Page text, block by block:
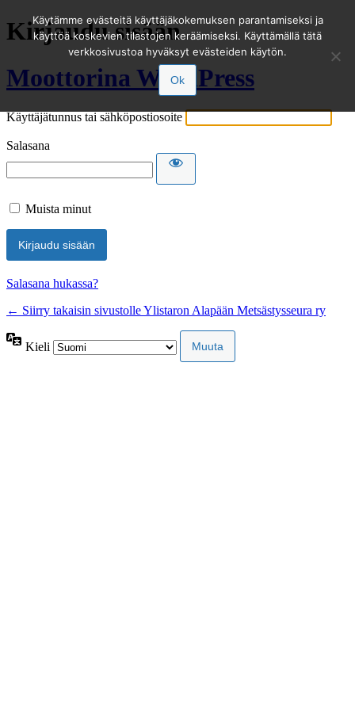
Kirjaudu sisään
Moottorina WordPress
Käyttäjätunnus tai sähköpostiosoite
Salasana
Muista minut
Salasana hukassa?
← Siirry takaisin sivustolle Ylistaron Alapään Metsästysseura ry
Kieli
Käytämme evästeitä käyttäjäkokemuksen parantamiseksi ja
käyttöä koskevien tilastojen keräämiseksi. Käyttämällä tätä
verkkosivustoa hyväksyt evästeiden käytön.
Ok